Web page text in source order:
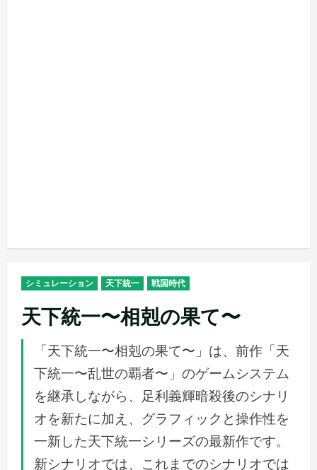
シミュレーション 天下統一 戦国時代
天下統一〜相剋の果て〜
「天下統一〜相剋の果て〜」は、前作「天
下統一〜乱世の覇者〜」のゲームシステム
を継承しながら、足利義輝暗殺後のシナリ
オを新たに加え、グラフィックと操作性を
一新した天下統一シリーズの最新作です。
新シナリオでは、これまでのシナリオでは